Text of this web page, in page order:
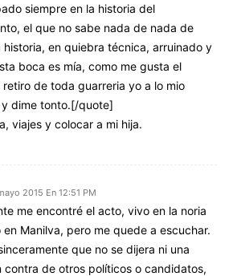
siempre en la historia del
el que no sabe nada de nada de
historia, en quiebra técnica, arruinado y
boca es mía, como me gusta el
retiro de toda guarreria yo a lo mio
dime tonto.[/quote]
viajes y colocar a mi hija.
2015 En 12:51 PM
me encontré el acto, vivo en la noria
en Manilva, pero me quede a escuchar.
que no se dijera ni una
contra de otros políticos o candidatos,